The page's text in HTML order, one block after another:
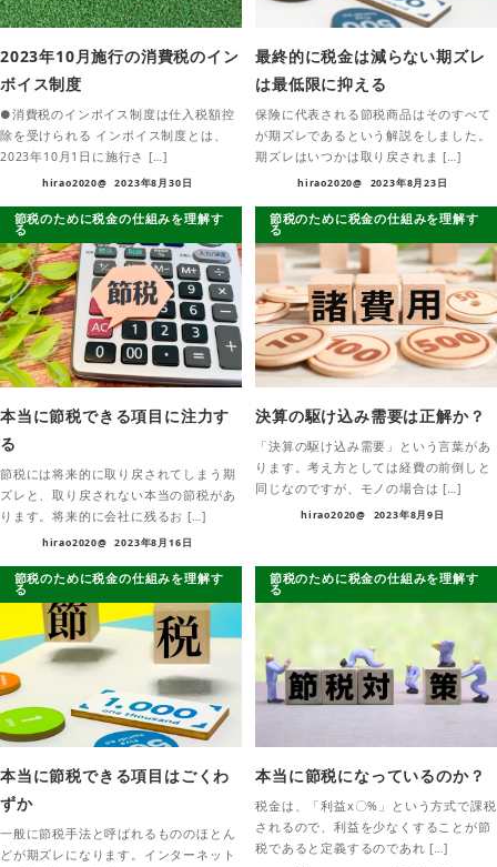
2023年10月施行の消費税のイン
ボイス制度
●消費税のインポイス制度は仕入税額控
除を受けられる インポイス制度とは、
2023年10月1日に施行さ […]
hirao2020@ 2023年8月30日
最終的に税金は減らない期ズレ
は最低限に抑える
保険に代表される節税商品はそのすべて
が期ズレであるという解説をしました。
期ズレはいつかは取り戻されま […]
hirao2020@ 2023年8月23日
節税のために税金の仕組みを理解す
る
本当に節税できる項目に注力す
る
節税には将来的に取り戻されてしまう期
ズレと、取り戻されない本当の節税があ
ります。将来的に会社に残るお […]
hirao2020@ 2023年8月16日
節税のために税金の仕組みを理解す
る
決算の駆け込み需要は正解か？
「決算の駆け込み需要」という言葉があ
ります。考え方としては経費の前倒しと
同じなのですが、モノの場合は […]
hirao2020@ 2023年8月9日
節税のために税金の仕組みを理解す
る
本当に節税できる項目はごくわ
ずか
一般に節税手法と呼ばれるもののほとん
どが期ズレになります。インターネット
節税のために税金の仕組みを理解す
る
本当に節税になっているのか？
税金は、「利益x〇%」という方式で課税
されるので、利益を少なくすることが節
税であると定義するのであれ […]